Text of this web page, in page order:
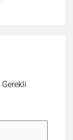
Gerekli